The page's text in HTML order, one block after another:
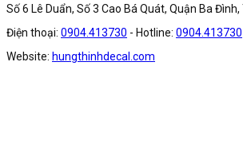
Số 6 Lê Duẩn, Số 3 Cao Bá Quát, Quận Ba Đình,
Điện thoại: 0904.413730 - Hotline: 0904.413730
Website: hungthinhdecal.com